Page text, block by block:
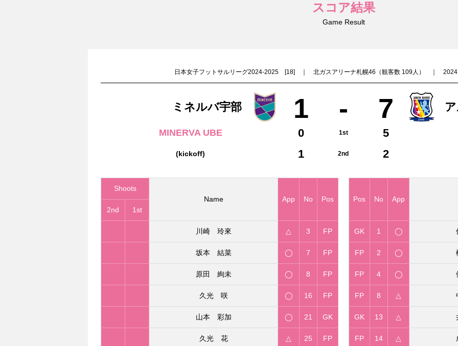
スコア結果
Game Result
日本女子フットサルリーグ2024-2025 [18] ｜ 北ガスアリーナ札幌46（観客数 109人） ｜
ミネルバ宇部 1 - 7
MINERVA UBE 0 1st 5
(kickoff) 1 2nd 2
Shoots
Name
App No
Pos
2nd
1st
川崎 玲來 △ 3 FP
坂本 結菜 ◯ 7 FP
原田 絢未 ◯ 8 FP
久光 咲 ◯ 16 FP
山本 彩加 ◯ 21 GK
久光 花 △ 25 FP
Pos No App
GK 1 ◯
FP 2 ◯
FP 4 ◯
FP 8 △
GK 13 △
FP 14 △